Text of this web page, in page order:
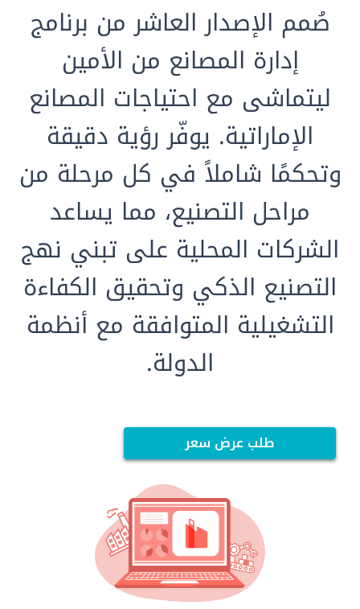
صُمم الإصدار العاشر من برنامج
إدارة المصانع من الأمين
ليتماشى مع احتياجات المصانع
الإماراتية. يوفّر رؤية دقيقة
وتحكمًا شاملاً في كل مرحلة من
مراحل التصنيع، مما يساعد
الشركات المحلية على تبني نهج
التصنيع الذكي وتحقيق الكفاءة
التشغيلية المتوافقة مع أنظمة
الدولة.
طلب عرض سعر